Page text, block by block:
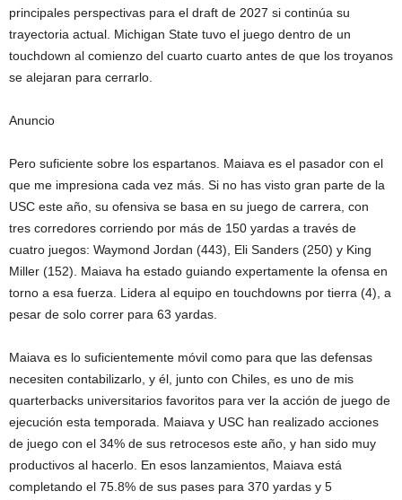
principales perspectivas para el draft de 2027 si continúa su
trayectoria actual. Michigan State tuvo el juego dentro de un
touchdown al comienzo del cuarto cuarto antes de que los troyanos
se alejaran para cerrarlo.
Anuncio
Pero suficiente sobre los espartanos. Maiava es el pasador con el
que me impresiona cada vez más. Si no has visto gran parte de la
USC este año, su ofensiva se basa en su juego de carrera, con
tres corredores corriendo por más de 150 yardas a través de
cuatro juegos: Waymond Jordan (443), Eli Sanders (250) y King
Miller (152). Maiava ha estado guiando expertamente la ofensa en
torno a esa fuerza. Lidera al equipo en touchdowns por tierra (4), a
pesar de solo correr para 63 yardas.
Maiava es lo suficientemente móvil como para que las defensas
necesiten contabilizarlo, y él, junto con Chiles, es uno de mis
quarterbacks universitarios favoritos para ver la acción de juego de
ejecución esta temporada. Maiava y USC han realizado acciones
de juego con el 34% de sus retrocesos este año, y han sido muy
productivos al hacerlo. En esos lanzamientos, Maiava está
completando el 75.8% de sus pases para 370 yardas y 5